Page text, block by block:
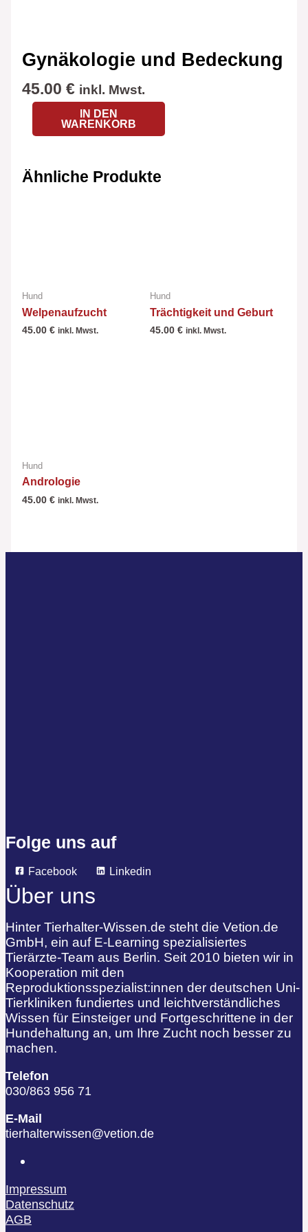
Gynäkologie und Bedeckung
45.00 € inkl. Mwst.
IN DEN
WARENKORB
Ähnliche Produkte
Hund
Welpenaufzucht
45.00 € inkl. Mwst.
Hund
Trächtigkeit und Geburt
45.00 € inkl. Mwst.
Hund
Andrologie
45.00 € inkl. Mwst.
Folge uns auf
Facebook Linkedin
Über uns
Hinter Tierhalter-Wissen.de steht die Vetion.de
GmbH, ein auf E-Learning spezialisiertes
Tierärzte-Team aus Berlin. Seit 2010 bieten wir in
Kooperation mit den
Reproduktionsspezialist:innen der deutschen Uni-
Tierkliniken fundiertes und leichtverständliches
Wissen für Einsteiger und Fortgeschrittene in der
Hundehaltung an, um Ihre Zucht noch besser zu
machen.
Telefon
030/863 956 71
E-Mail
tierhalterwissen@vetion.de
Impressum
Datenschutz
AGB